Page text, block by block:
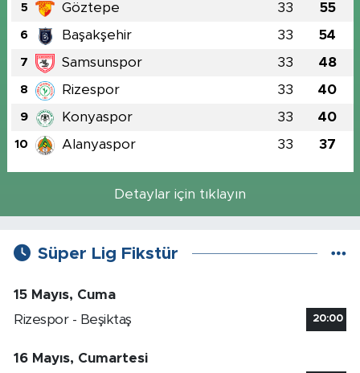
5 Göztepe 33 55
6 Başakşehir 33 54
7 Samsunspor 33 48
8 Rizespor 33 40
9 Konyaspor 33 40
10 Alanyaspor 33 37
Detaylar için tıklayın
Süper Lig Fikstür
15 Mayıs, Cuma
Rizespor - Beşiktaş
20:00
16 Mayıs, Cumartesi